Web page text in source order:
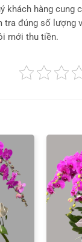
khách hàng cung
tra đúng số lượng
mới thu tiền.